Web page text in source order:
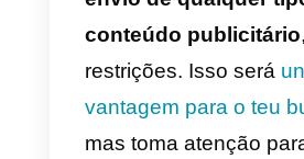
nome que os
ver no Telegram;
4) Criar um